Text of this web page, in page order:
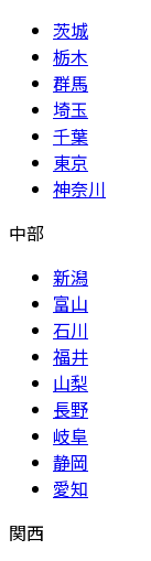
茨城
栃木
群馬
埼玉
千葉
東京
神奈川
中部
新潟
富山
石川
福井
山梨
長野
岐阜
静岡
愛知
関西